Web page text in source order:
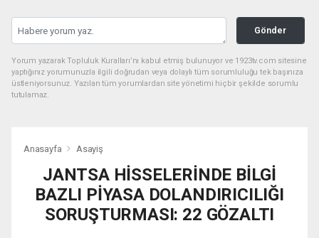
Gönder
Yorum yazarak Topluluk Kuralları’nı kabul etmiş bulunuyor ve 1923tv.com sitesine
yaptığınız yorumunuzla ilgili doğrudan veya dolaylı tüm sorumluluğu tek başınıza
üstleniyorsunuz. Yazılan tüm yorumlardan site yönetimi hiçbir şekilde sorumlu
tutulamaz.
Anasayfa Asayiş
JANTSA HİSSELERİNDE BİLGİ
BAZLI PİYASA DOLANDIRICILIĞI
SORUŞTURMASI: 22 GÖZALTI